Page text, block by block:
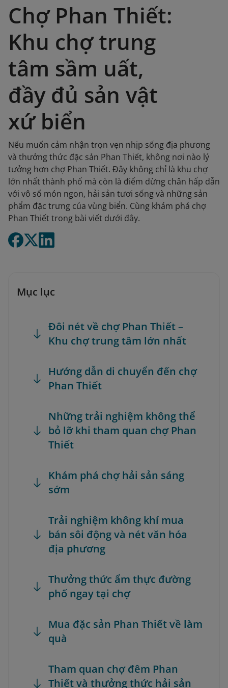
Chợ Phan Thiết:
Khu chợ trung
tâm sầm uất,
đầy đủ sản vật
xứ biển
Nếu muốn cảm nhận trọn vẹn nhịp sống địa phương
và thưởng thức đặc sản Phan Thiết, không nơi nào lý
tưởng hơn chợ Phan Thiết. Đây không chỉ là khu chợ
lớn nhất thành phố mà còn là điểm dừng chân hấp dẫn
với vô số món ngon, hải sản tươi sống và những sản
phẩm đặc trưng của vùng biển. Cùng khám phá chợ
Phan Thiết trong bài viết dưới đây.
Mục lục
Đôi nét về chợ Phan Thiết –
Khu chợ trung tâm lớn nhất
Hướng dẫn di chuyển đến chợ
Phan Thiết
Những trải nghiệm không thể
bỏ lỡ khi tham quan chợ Phan
Thiết
Khám phá chợ hải sản sáng
sớm
Trải nghiệm không khí mua
bán sôi động và nét văn hóa
địa phương
Thưởng thức ẩm thực đường
phố ngay tại chợ
Mua đặc sản Phan Thiết về làm
quà
Tham quan chợ đêm Phan
Thiết và thưởng thức hải sản